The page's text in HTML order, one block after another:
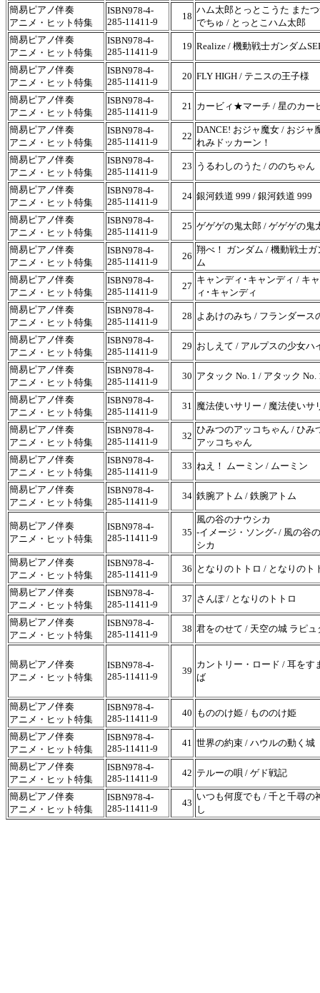
簡易ピアノ伴奏
アニメ・ヒット特集
ISBN978-4-
285-11411-9
18
ハム太郎とっとこうた また
でちゅ / とっとこハム太郎
簡易ピアノ伴奏
アニメ・ヒット特集
ISBN978-4-
285-11411-9
19 Realize / 機動戦士ガンダム
簡易ピアノ伴奏
アニメ・ヒット特集
ISBN978-4-
285-11411-9
20 FLY HIGH / テニスの王子様
簡易ピアノ伴奏
アニメ・ヒット特集
ISBN978-4-
285-11411-9
21 カービィ★マーチ / 星のカー
簡易ピアノ伴奏
アニメ・ヒット特集
ISBN978-4-
285-11411-9
22
DANCE! おジャ魔女 / おジャ
れみドッカーン！
簡易ピアノ伴奏
アニメ・ヒット特集
ISBN978-4-
285-11411-9
23 うるわしのうた / ののちゃん
簡易ピアノ伴奏
アニメ・ヒット特集
ISBN978-4-
285-11411-9
24 銀河鉄道 999 / 銀河鉄道 999
簡易ピアノ伴奏
アニメ・ヒット特集
ISBN978-4-
285-11411-9
25 ゲゲゲの鬼太郎 / ゲゲゲの鬼
簡易ピアノ伴奏
アニメ・ヒット特集
ISBN978-4-
285-11411-9
26
翔べ！ ガンダム / 機動戦士ガ
ム
簡易ピアノ伴奏
アニメ・ヒット特集
ISBN978-4-
285-11411-9
27
キャンディ･キャンディ / キ
ィ･キャンディ
簡易ピアノ伴奏
アニメ・ヒット特集
ISBN978-4-
285-11411-9
28 よあけのみち / フランダース
簡易ピアノ伴奏
アニメ・ヒット特集
ISBN978-4-
285-11411-9
29 おしえて / アルプスの少女ハ
簡易ピアノ伴奏
アニメ・ヒット特集
ISBN978-4-
285-11411-9
30 アタック No. 1 / アタック No.
簡易ピアノ伴奏
アニメ・ヒット特集
ISBN978-4-
285-11411-9
31 魔法使いサリー / 魔法使いサ
簡易ピアノ伴奏
アニメ・ヒット特集
ISBN978-4-
285-11411-9
32
ひみつのアッコちゃん / ひみ
アッコちゃん
簡易ピアノ伴奏
アニメ・ヒット特集
ISBN978-4-
285-11411-9
33 ねえ！ ムーミン / ムーミン
簡易ピアノ伴奏
アニメ・ヒット特集
ISBN978-4-
285-11411-9
34 鉄腕アトム / 鉄腕アトム
簡易ピアノ伴奏
アニメ・ヒット特集
ISBN978-4-
285-11411-9
35
風の谷のナウシカ
-イメージ・ソング- / 風の谷
シカ
簡易ピアノ伴奏
アニメ・ヒット特集
ISBN978-4-
285-11411-9
36 となりのトトロ / となりのト
簡易ピアノ伴奏
アニメ・ヒット特集
ISBN978-4-
285-11411-9
37 さんぽ / となりのトトロ
簡易ピアノ伴奏
アニメ・ヒット特集
ISBN978-4-
285-11411-9
38 君をのせて / 天空の城 ラピュ
簡易ピアノ伴奏
アニメ・ヒット特集
ISBN978-4-
285-11411-9
39
カントリー・ロード / 耳をす
ば
簡易ピアノ伴奏
アニメ・ヒット特集
ISBN978-4-
285-11411-9
40 もののけ姫 / もののけ姫
簡易ピアノ伴奏
アニメ・ヒット特集
ISBN978-4-
285-11411-9
41 世界の約束 / ハウルの動く城
簡易ピアノ伴奏
アニメ・ヒット特集
ISBN978-4-
285-11411-9
42 テルーの唄 / ゲド戦記
簡易ピアノ伴奏
アニメ・ヒット特集
ISBN978-4-
285-11411-9
43
いつも何度でも / 千と千尋の
し